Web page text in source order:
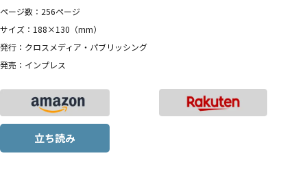
ページ数：256ページ
サイズ：188×130（mm）
発行：クロスメディア・パブリッシング
発売：インプレス
立ち読み